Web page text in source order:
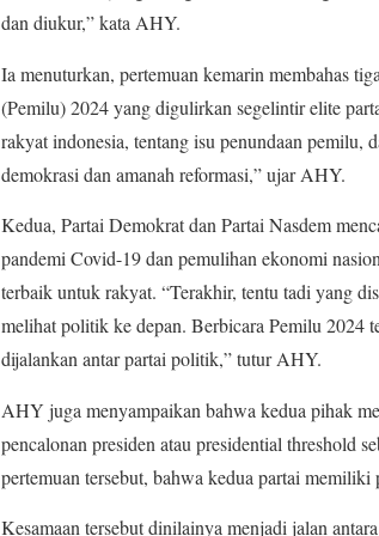
dan diukur,” kata AHY.
Ia menuturkan, pertemuan kemarin membahas
(Pemilu) 2024 yang digulirkan segelintir elite
rakyat indonesia, tentang isu penundaan pemilu,
demokrasi dan amanah reformasi,” ujar AHY.
Kedua, Partai Demokrat dan Partai Nasdem
pandemi Covid-19 dan pemulihan ekonomi
terbaik untuk rakyat. “Terakhir, tentu tadi yang
melihat politik ke depan. Berbicara Pemilu 2024
dijalankan antar partai politik,” tutur AHY.
AHY juga menyampaikan bahwa kedua pihak
pencalonan presiden atau presidential threshold
pertemuan tersebut, bahwa kedua partai memiliki
Kesamaan tersebut dinilainya menjadi jalan